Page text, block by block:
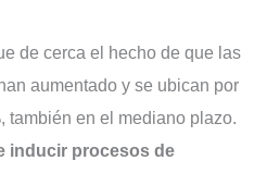
de cerca el hecho de que las
aumentado y se ubican por
también en el mediano plazo.
inducir procesos de